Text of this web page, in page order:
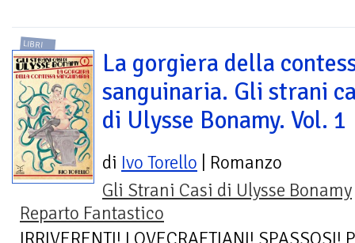
LIBRI
La gorgiera della
sanguinaria. Gli strani
di Ulysse Bonamy. Vol. 1
di Ivo Torello | Romanzo
Gli Strani Casi di Ulysse Bonamy
Reparto Fantastico